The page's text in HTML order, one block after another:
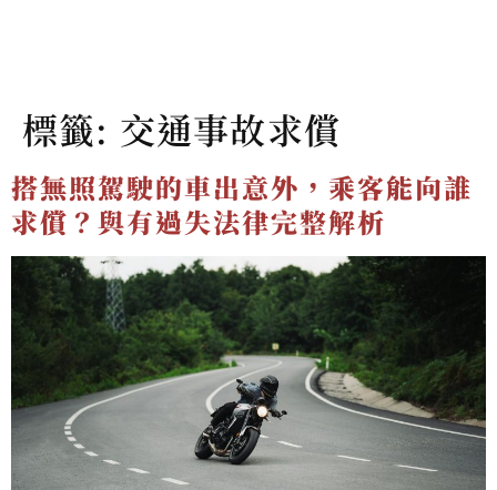
標籤: 交通事故求償
搭無照駕駛的車出意外，乘客能向誰
求償？與有過失法律完整解析